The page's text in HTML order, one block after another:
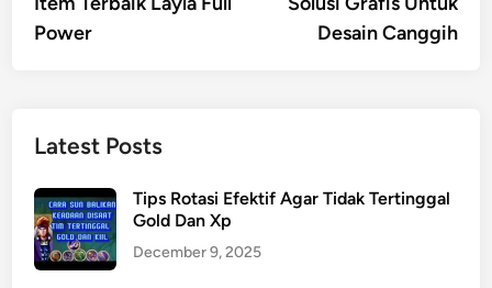
navigation
Power
Desain Canggih
Latest Posts
Tips Rotasi Efektif Agar Tidak Tertinggal
Gold Dan Xp
December 9, 2025